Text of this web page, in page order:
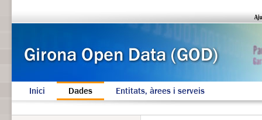
Inici Dades Entitats, àrees i serveis